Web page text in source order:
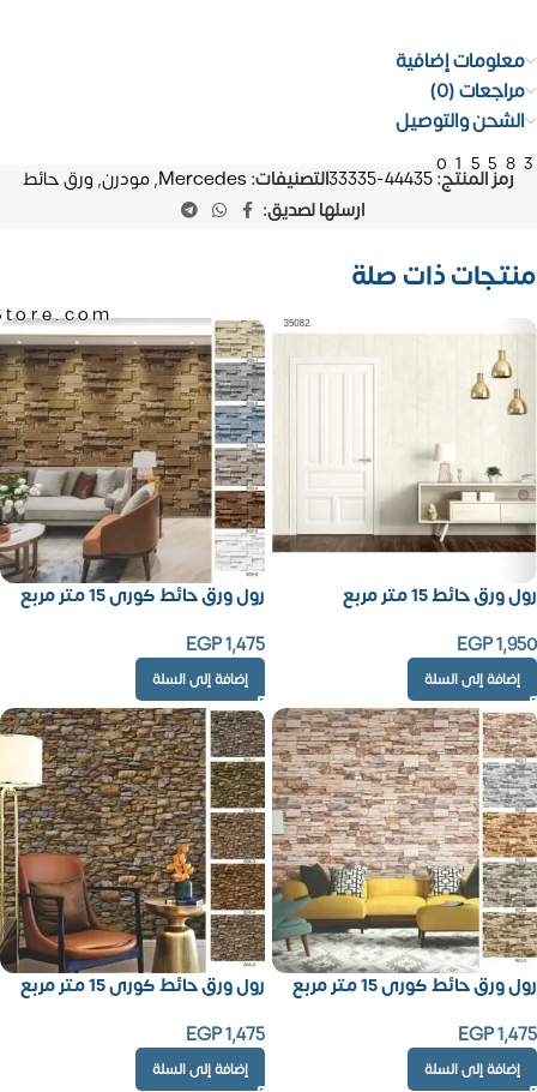
معلومات إضافية
مراجعات (0)
الشحن والتوصيل
رمز المنتج:44435-33335 التصنيفات: Mercedes
,مودرن, ورق حائط
ارسلها لصديق:
منتجات ذات صلة
رول ورق حائط 15 متر مربع
EGP1,950
إضافة إلى السلة
رول ورق حائط كورى 15 متر مربع
EGP1,475
إضافة إلى السلة
رول ورق حائط كورى 15 متر مربع
EGP1,475
إضافة إلى السلة
رول ورق حائط كورى 15 متر مربع
EGP1,475
إضافة إلى السلة